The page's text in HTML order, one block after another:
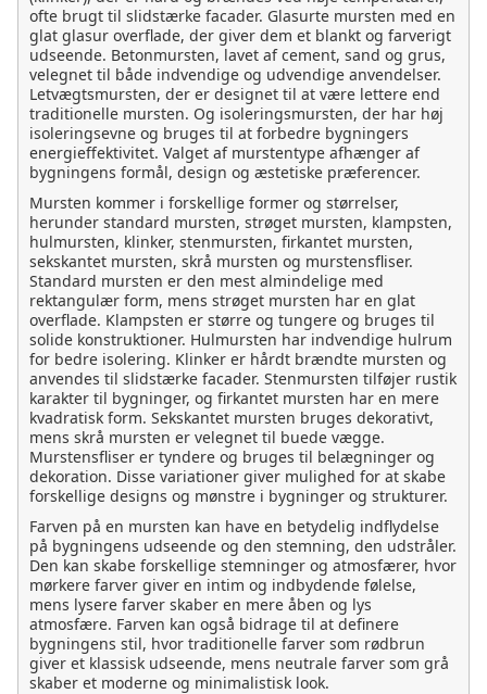
ofte brugt til slidstærke facader. Glasurte mursten med en
glat glasur overflade, der giver dem et blankt og farverigt
udseende. Betonmursten, lavet af cement, sand og grus,
velegnet til både indvendige og udvendige anvendelser.
Letvægtsmursten, der er designet til at være lettere end
traditionelle mursten. Og isoleringsmursten, der har høj
isoleringsevne og bruges til at forbedre bygningers
energieffektivitet. Valget af murstentype afhænger af
bygningens formål, design og æstetiske præferencer.
Mursten kommer i forskellige former og størrelser,
herunder standard mursten, strøget mursten, klampsten,
hulmursten, klinker, stenmursten, firkantet mursten,
sekskantet mursten, skrå mursten og murstensfliser.
Standard mursten er den mest almindelige med
rektangulær form, mens strøget mursten har en glat
overflade. Klampsten er større og tungere og bruges til
solide konstruktioner. Hulmursten har indvendige hulrum
for bedre isolering. Klinker er hårdt brændte mursten og
anvendes til slidstærke facader. Stenmursten tilføjer rustik
karakter til bygninger, og firkantet mursten har en mere
kvadratisk form. Sekskantet mursten bruges dekorativt,
mens skrå mursten er velegnet til buede vægge.
Murstensfliser er tyndere og bruges til belægninger og
dekoration. Disse variationer giver mulighed for at skabe
forskellige designs og mønstre i bygninger og strukturer.
Farven på en mursten kan have en betydelig indflydelse
på bygningens udseende og den stemning, den udstråler.
Den kan skabe forskellige stemninger og atmosfærer, hvor
mørkere farver giver en intim og indbydende følelse,
mens lysere farver skaber en mere åben og lys
atmosfære. Farven kan også bidrage til at definere
bygningens stil, hvor traditionelle farver som rødbrun
giver et klassisk udseende, mens neutrale farver som grå
skaber et moderne og minimalistisk look.